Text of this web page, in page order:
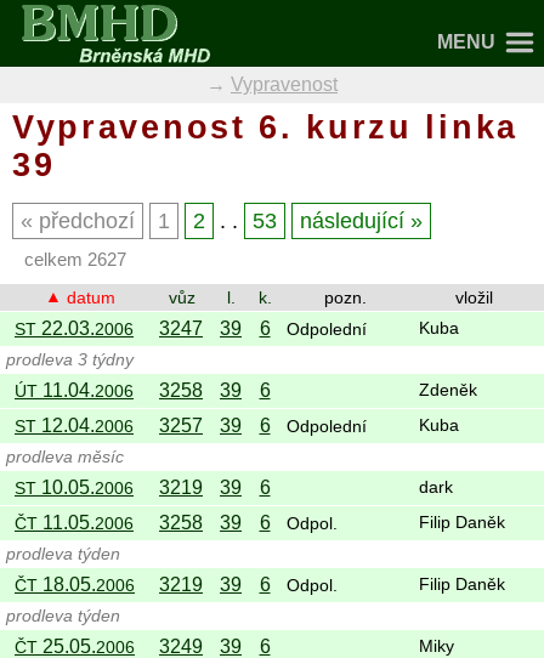
Vypravenost 6. kurzu linka
39
předchozí 1 2 . . 53 následující
celkem 2627
datum
vůz l. k. pozn.
vložil
ST 22.03.2006 3247 39 6 Odpolední
Kuba
prodleva 3 týdny
ÚT 11.04.2006 3258 39 6 Zdeněk
ST 12.04.2006 3257 39 6 Odpolední
Kuba
prodleva měsíc
ST 10.05.2006 3219 39 6 dark
ČT 11.05.2006 3258 39 6 Odpol.
Filip Daněk
prodleva týden
ČT 18.05.2006 3219 39 6 Odpol.
Filip Daněk
prodleva týden
ČT 25.05.2006 3249 39 6
Miky
MENU
Vypravenost